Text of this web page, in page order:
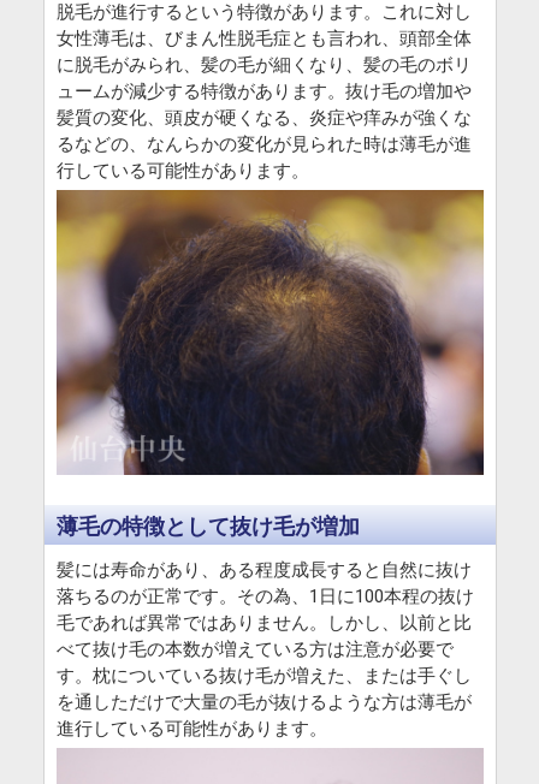
脱毛が進行するという特徴があります。これに対し
女性薄毛は、びまん性脱毛症とも言われ、頭部全体
に脱毛がみられ、髪の毛が細くなり、髪の毛のボリ
ュームが減少する特徴があります。抜け毛の増加や
髪質の変化、頭皮が硬くなる、炎症や痒みが強くな
るなどの、なんらかの変化が見られた時は薄毛が進
行している可能性があります。
薄毛の特徴として抜け毛が増加
髪には寿命があり、ある程度成長すると自然に抜け
落ちるのが正常です。その為、1日に100本程の抜け
毛であれば異常ではありません。しかし、以前と比
べて抜け毛の本数が増えている方は注意が必要で
す。枕についている抜け毛が増えた、または手ぐし
を通しただけで大量の毛が抜けるような方は薄毛が
進行している可能性があります。